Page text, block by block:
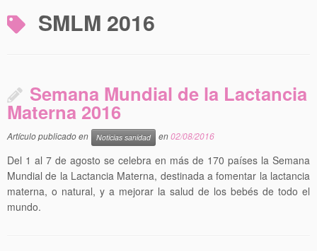
NUESTROS PRODUCTOS
SMLM 2016
Semana Mundial de la Lactancia
Materna 2016
Artículo publicado en Noticias sanidad en02/08/2016
Del 1 al 7 de agosto se celebra en más de 170 países la Semana
Mundial de la Lactancia Materna, destinada a fomentar la lactancia
materna, o natural, y a mejorar la salud de los bebés de todo el
mundo.